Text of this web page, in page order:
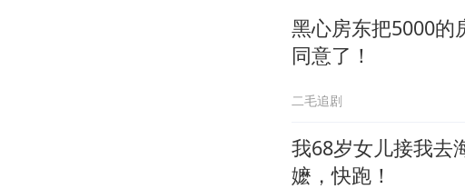
美股
黑心房东把5000的
同意了！
二毛追剧
我68岁女儿接我去
嬷，快跑！